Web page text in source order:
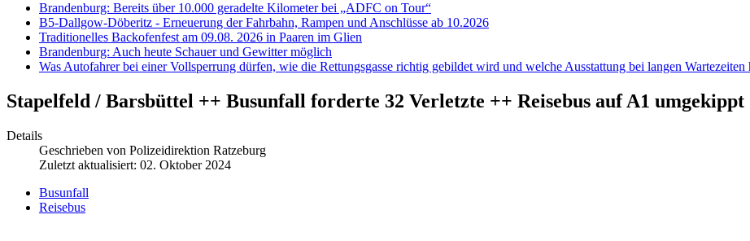
Brandenburg: Bereits über 10.000 geradelte Kilometer bei „ADFC on Tour“
B5-Dallgow-Döberitz - Erneuerung der Fahrbahn, Rampen und Anschlüsse ab 10.2026
Traditionelles Backofenfest am 09.08. 2026 in Paaren im Glien
Brandenburg: Auch heute Schauer und Gewitter möglich
Was Autofahrer bei einer Vollsperrung dürfen, wie die Rettungsgasse richtig gebildet wird und welche Ausstattung bei langen Wartezeiten
Stapelfeld / Barsbüttel ++ Busunfall forderte 32 Verletzte ++ Reisebus auf A1 umgekippt
Details
Geschrieben von Polizeidirektion Ratzeburg
Zuletzt aktualisiert: 02. Oktober 2024
Busunfall
Reisebus